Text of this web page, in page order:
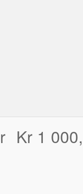
Kr 1